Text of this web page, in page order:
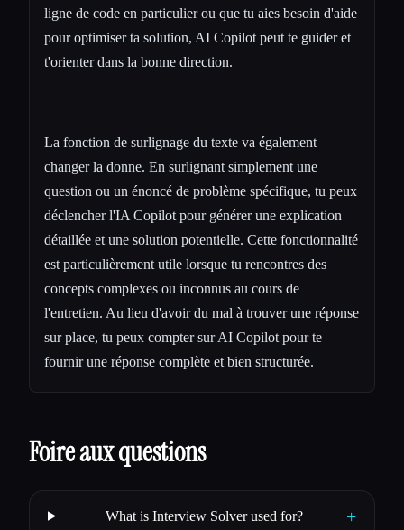
ligne de code en particulier ou que tu aies besoin d'aide
pour optimiser ta solution, AI Copilot peut te guider et
t'orienter dans la bonne direction.
La fonction de surlignage du texte va également
changer la donne. En surlignant simplement une
question ou un énoncé de problème spécifique, tu peux
déclencher l'IA Copilot pour générer une explication
détaillée et une solution potentielle. Cette fonctionnalité
est particulièrement utile lorsque tu rencontres des
concepts complexes ou inconnus au cours de
l'entretien. Au lieu d'avoir du mal à trouver une réponse
sur place, tu peux compter sur AI Copilot pour te
fournir une réponse complète et bien structurée.
Foire aux questions
What is Interview Solver used for? +